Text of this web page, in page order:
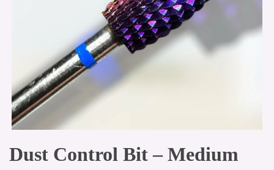
Dust Control Bit – Medium